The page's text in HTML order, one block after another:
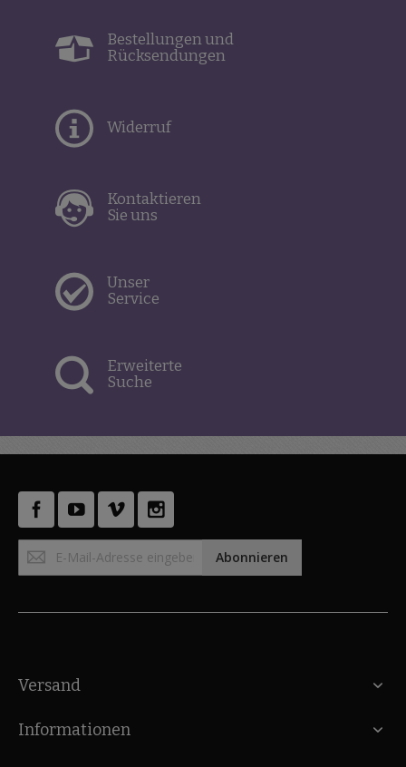
Bestellungen und
Rücksendungen
Widerruf
Kontaktieren
Sie uns
Unser
Service
Erweiterte
Suche
Anmeldung
zum
Abonnieren
Versand
Informationen